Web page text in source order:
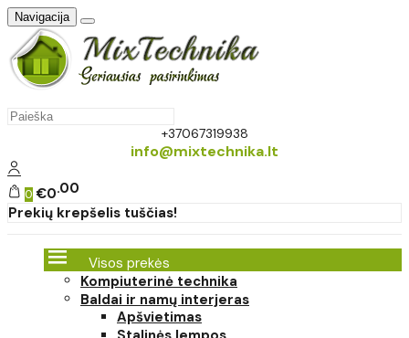
Navigacija
+37067319938
info@mixtechnika.lt
0 €0 00
Prekių krepšelis tuščias!
Visos prekės
Kompiuterinė technika
Baldai ir namų interjeras
Apšvietimas